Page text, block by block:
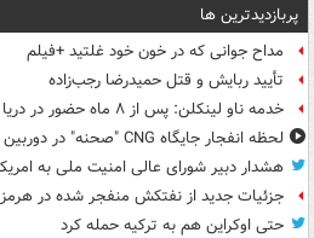
پربازدیدترین ها
مداح جوانی که در خون خود غلتید +فیلم
تأیید ربایش و قتل حمیدرضا رجب‌زاده
خدمه ناو لینکلن: پس از ۸ ماه حضور در دریا خسته و درمانده‌ شدیم
لحظه انفجار جایگاه CNG "صحنه" در دوربین مداربسته
هشدار دبیر شورای عالی امنیت ملی به
جزئیات جدید از نفتکش منفجر شده در هرمز
حتی اوکراین هم به ترکیه حمله کرد